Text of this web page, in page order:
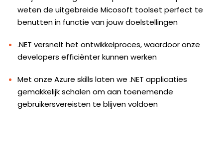
weten de uitgebreide Micosoft toolset perfect te
benutten in functie van jouw doelstellingen
.NET versnelt het ontwikkelproces, waardoor onze
developers efficiënter kunnen werken
Met onze Azure skills laten we .NET applicaties
gemakkelijk schalen om aan toenemende
gebruikersvereisten te blijven voldoen